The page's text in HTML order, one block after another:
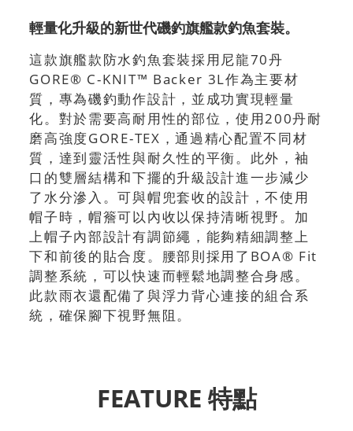
輕量化升級的新世代磯釣旗艦款釣魚套裝。
這款旗艦款防水釣魚套裝採用尼龍70丹
GORE® C-KNIT™ Backer 3L作為主要材
質，專為磯釣動作設計，並成功實現輕量
化。對於需要高耐用性的部位，使用200丹耐
磨高強度GORE-TEX，通過精心配置不同材
質，達到靈活性與耐久性的平衡。此外，袖
口的雙層結構和下擺的升級設計進一步減少
了水分滲入。可與帽兜套收的設計，不使用
帽子時，帽簷可以內收以保持清晰視野。加
上帽子內部設計有調節繩，能夠精細調整上
下和前後的貼合度。腰部則採用了BOA® Fit
調整系統，可以快速而輕鬆地調整合身感。
此款雨衣還配備了與浮力背心連接的組合系
統，確保腳下視野無阻。
FEATURE 特點